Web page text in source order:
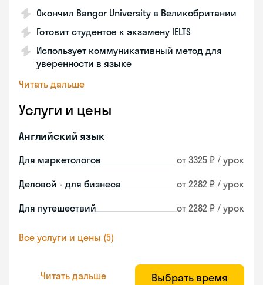
Окончил Bangor University в Великобритании
Готовит студентов к экзамену IELTS
Использует коммуникативный метод для
уверенности в языке
Читать дальше
Услуги и цены
Английский язык
Для маркетологов от 3325 ₽ / урок
Деловой - для бизнеса от 2282 ₽ / урок
Для путешествий от 2282 ₽ / урок
Все услуги и цены (5)
Читать дальше Выбрать время